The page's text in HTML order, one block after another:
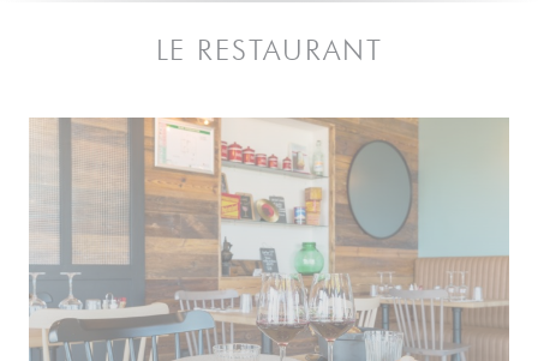
LE RESTAURANT